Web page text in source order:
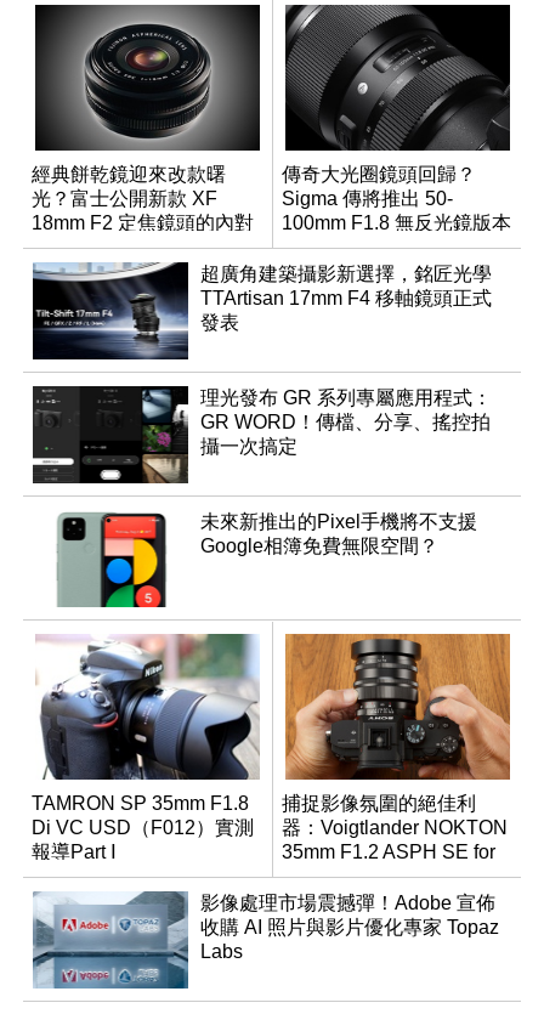
經典餅乾鏡迎來改款曙
光？富士公開新款 XF
18mm F2 定焦鏡頭的內對
焦專利
傳奇大光圈鏡頭回歸？
Sigma 傳將推出 50-
100mm F1.8 無反光鏡版本
超廣角建築攝影新選擇，銘匠光學
TTArtisan 17mm F4 移軸鏡頭正式
發表
理光發布 GR 系列專屬應用程式：
GR WORD！傳檔、分享、搖控拍
攝一次搞定
未來新推出的Pixel手機將不支援
Google相簿免費無限空間？
TAMRON SP 35mm F1.8
Di VC USD（F012）實測
報導Part Ⅰ
捕捉影像氛圍的絕佳利
器：Voigtlander NOKTON
35mm F1.2 ASPH SE for
E-mount
影像處理市場震撼彈！Adobe 宣佈
收購 AI 照片與影片優化專家 Topaz
Labs